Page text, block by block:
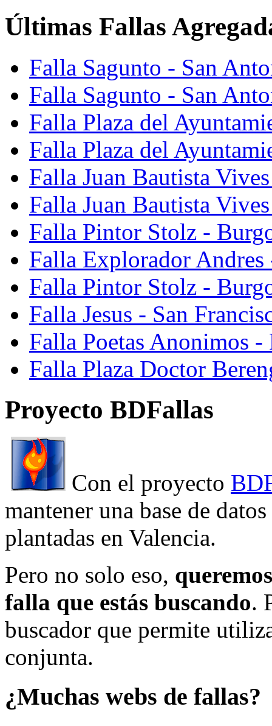
Últimas Fallas
Falla Sagunto - San
Falla Sagunto - San
Falla Plaza del
Falla Plaza del
Falla Juan Bautista
Falla Juan Bautista
Falla Pintor Stolz -
Falla Explorador Andres
Falla Pintor Stolz -
Falla Jesus - San
Falla Poetas Anonimos
Falla Plaza Doctor
Proyecto BDFallas
Con el proyecto
mantener una base de
plantadas en Valencia.
Pero no solo eso,
falla que estás buscando.
buscador que permite
conjunta.
¿Muchas webs de fallas?